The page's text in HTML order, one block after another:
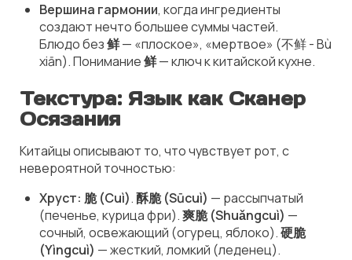
Вершина гармонии, когда ингредиенты
создают нечто большее суммы частей.
Блюдо без鲜— «плоское», «мертвое» (不鲜 - Bù
xiān). Понимание鲜— ключ к китайской кухне.
Текстура: Язык как Сканер
Осязания
Китайцы описывают то, чточувствует рот, с
невероятной точностью:
Хруст: 脆 (Cuì).酥脆 (Sūcuì) — рассыпчатый
(печенье, курица фри).爽脆 (Shuǎngcuì) —
сочный, освежающий (огурец, яблоко).硬脆
(Yìngcuì) —жесткий, ломкий (леденец).